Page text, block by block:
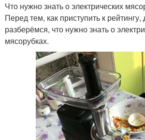
Что нужно знать о электрических
Перед тем, как приступить к рейтингу,
разберёмся, что нужно знать о
мясорубках.